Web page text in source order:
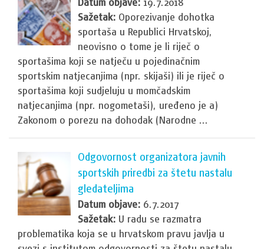
Sažetak: Oporezivanje dohotka
sportaša u Republici Hrvatskoj,
neovisno o tome je li riječ o
sportašima koji se natječu u pojedinačnim
sportskim natjecanjima (npr. skijaši) ili je riječ o
sportašima koji sudjeluju u momčadskim
natjecanjima (npr. nogometaši), uređeno je a)
Zakonom o porezu na dohodak (Narodne ...
Odgovornost organizatora javnih
sportskih priredbi za štetu nastalu
gledateljima
Datum objave: 6.7.2017
Sažetak: U radu se razmatra
problematika koja se u hrvatskom pravu javlja u